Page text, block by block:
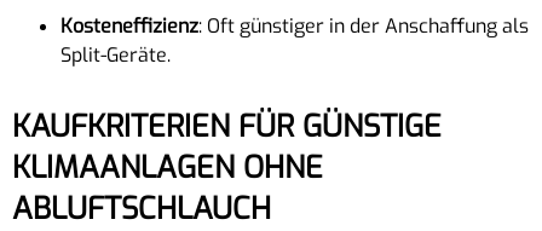
Kosteneffizienz: Oft günstiger in der Anschaffung als
Split-Geräte.
KAUFKRITERIEN FÜR GÜNSTIGE
KLIMAANLAGEN OHNE
ABLUFTSCHLAUCH